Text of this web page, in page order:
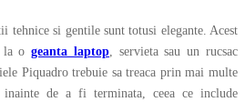
tehnice si gentile sunt totusi elegante. Acest
la ogeanta laptop, servieta sau un rucsac
Piquadro trebuie sa treaca prin mai multe
inainte de a fi terminata, ceea ce include